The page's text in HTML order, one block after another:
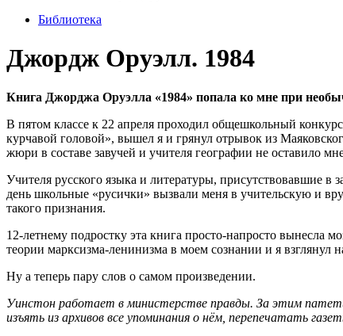
Библиотека
Джордж Оруэлл. 1984
Книга Джорджа Оруэлла «1984» попала ко мне при
В пятом классе к 22 апреля проходил общешкольный
курчавой головой», вышел я и грянул отрывок из
жюри в составе завучей и учителя географии не оставило
Учителя русского языка и литературы, присутствовавшие в
день школьные «русички» вызвали меня в учительскую и
такого признания.
12-летнему подростку эта книга просто-напросто
теории марксизма-ленинизма в моем сознании и я
Ну а теперь пару слов о самом произведении.
Уинстон работает в министерстве правды. За этим
изъять из архивов все упоминания о нём, перепечатать